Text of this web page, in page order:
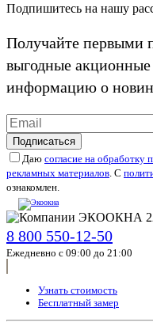
Подпишитесь на нашу
Получайте первыми
выгодные
информацию о
Подписаться
Даю согласие на обработку
рекламных материалов . С
ознакомлен.
8 800 550-12-50
Ежедневно с 09:00 до 21:00
Узнать стоимость
Бесплатный замер